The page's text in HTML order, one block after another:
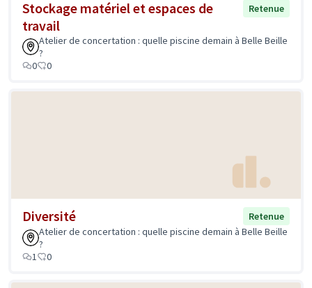
Stockage matériel et espaces de
travail
Retenue
Atelier de concertation : quelle piscine demain à Belle Beille
?
0
0
Diversité
Retenue
Atelier de concertation : quelle piscine demain à Belle Beille
?
1
0